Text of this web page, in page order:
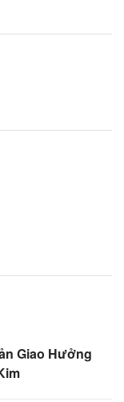
Giao Hưởng